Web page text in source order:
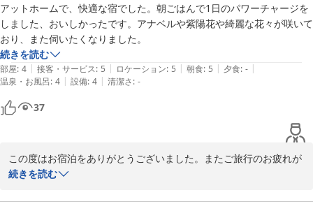
RYOZOさんに宿泊された方はお分かりかと思いますが、
しっかりと感染予防対策が徹底されており、
清潔な室内で安心してゆっくりと過ごす事ができました。
お部屋の窓から北斗七星が見えたり、
てんとう虫を見かけたり…
幸運まで頂き感謝です(o^^o)
本当に虫たちはお部屋には温かい窓を目がけて侵入してきて困って
おります。無賃宿泊です。（笑）
これからもホスピタリティーの宿を目指してお客様にはお気軽にお
2024-01-08
アットホームで、快適な宿でした。朝ごはんで1日のパワーチャージを
しました、おいしかったです。アナベルや紫陽花や綺麗な花々が咲いて
おり、また伺いたくなりました。
続きを読む
部屋: 4 | 接客・サービス: 5 | ロケーション: 5 | 朝食: 5 | 夕食: - |
温泉・お風呂: 4 | 設備: 4 | 清潔さ: -
37
この度はお宿泊をありがとうございました。またご旅行のお疲れが
癒えないにもかかわらずご投稿に感謝申し上げます。
お食事は地域の市場で仕入れております。
続きを読む